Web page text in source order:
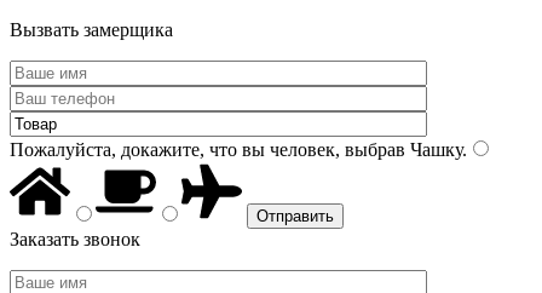
Вызвать замерщика
Пожалуйста, докажите, что вы человек, выбрав Чашку.
Заказать звонок